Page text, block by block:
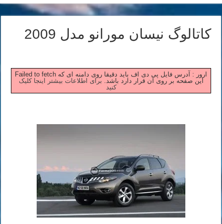
کاتالوگ نیسان مورانو مدل 2009
Failed to fetch ارور : آدرس فایل پی دی اف باید دقیقا روی دامنه ای که
این صفحه بر روی آن قرار دارد باشد. برای اطلاعات بیشتر اینجا کلیک
کنید